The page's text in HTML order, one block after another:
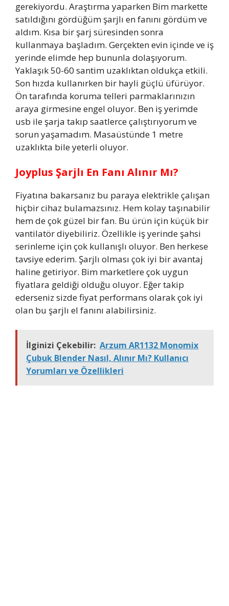
gerekiyordu. Araştırma yaparken Bim markette
satıldığını gördüğüm şarjlı en fanını gördüm ve
aldım. Kısa bir şarj süresinden sonra
kullanmaya başladım. Gerçekten evin içinde ve iş
yerinde elimde hep bununla dolaşıyorum.
Yaklaşık 50-60 santim uzaklıktan oldukça etkili.
Son hızda kullanırken bir hayli güçlü üfürüyor.
Ön tarafında koruma telleri parmaklarınızın
araya girmesine engel oluyor. Ben iş yerimde
usb ile şarja takıp saatlerce çalıştırıyorum ve
sorun yaşamadım. Masaüstünde 1 metre
uzaklıkta bile yeterli oluyor.
Joyplus Şarjlı En Fanı Alınır Mı?
Fiyatına bakarsanız bu paraya elektrikle çalışan
hiçbir cihaz bulamazsınız. Hem kolay taşınabilir
hem de çok güzel bir fan. Bu ürün için küçük bir
vantilatör diyebiliriz. Özellikle iş yerinde şahsi
serinleme için çok kullanışlı oluyor. Ben herkese
tavsiye ederim. Şarjlı olması çok iyi bir avantaj
haline getiriyor. Bim marketlere çok uygun
fiyatlara geldiği olduğu oluyor. Eğer takip
ederseniz sizde fiyat performans olarak çok iyi
olan bu şarjlı el fanını alabilirsiniz.
İlginizi Çekebilir: Arzum AR1132 Monomix
Çubuk Blender Nasıl, Alınır Mı? Kullanıcı
Yorumları ve Özellikleri